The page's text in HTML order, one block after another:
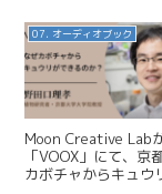
07. オーディオブック
Moon Creative Lab
「VOOX」にて、
カボチャからキュウ